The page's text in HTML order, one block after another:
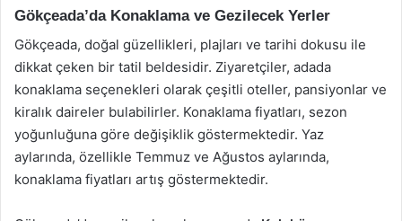
Gökçeada’da Konaklama ve Gezilecek Yerler
Gökçeada, doğal güzellikleri, plajları ve tarihi dokusu ile
dikkat çeken bir tatil beldesidir. Ziyaretçiler, adada
konaklama seçenekleri olarak çeşitli oteller, pansiyonlar ve
kiralık daireler bulabilirler. Konaklama fiyatları, sezon
yoğunluğuna göre değişiklik göstermektedir. Yaz
aylarında, özellikle Temmuz ve Ağustos aylarında,
konaklama fiyatları artış göstermektedir.